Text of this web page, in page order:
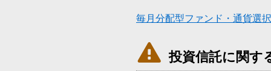
毎月分配型ファンド・通貨選
 投資信託に関す